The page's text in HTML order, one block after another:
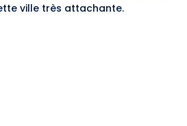
ville très attachante.